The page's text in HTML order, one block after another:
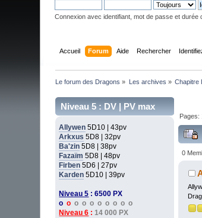
Connexion avec identifiant, mot de passe et durée
Accueil Forum Aide Rechercher
Le forum des Dragons » Les archives » Chapitre
Niveau 5 : DV | PV max
Allywen 5D10 | 43pv
Arkxus 5D8 | 32pv
Ba'zin 5D8 | 38pv
Fazaïm 5D8 | 48pv
Firben 5D6 | 27pv
Karden 5D10 | 39pv
Niveau 5 : 6500 PX
oo o o o o o o o o
Niveau 6 : 14 000 PX
Pages:
0